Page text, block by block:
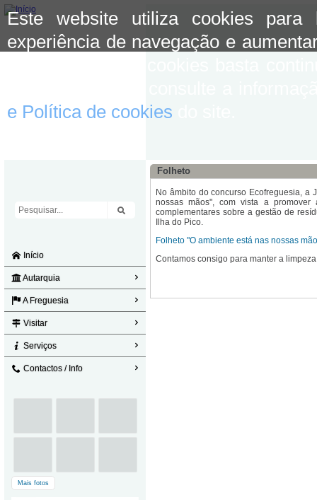
Este website utiliza cookies para
experiência de navegação e
e Política de cookies
Início
Autarquia
A Freguesia
Visitar
Serviços
Contactos / Info
Mais fotos
Folheto
No âmbito do concurso Ecofreguesia, a
nossas mãos", com vista a
complementares sobre a gestão de
Ilha do Pico.
Folheto "O ambiente está nas nossas
Contamos consigo para manter a